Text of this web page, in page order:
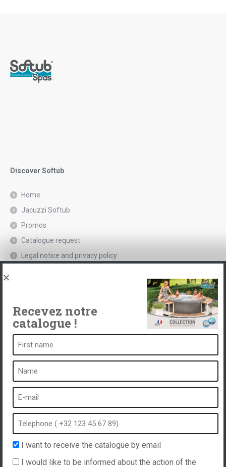
Discover Softub
Home
Jacuzzi Softub
Promos
Catalogue request
Legal notice and privacy policy
What is a spa?
Bubble bath
Indoor Spa
Outdoor spa
Spa in winter
Built-in spa
Recevez notre
catalogue !
I want to receive the catalogue by email
I would like to be informed about the action of the